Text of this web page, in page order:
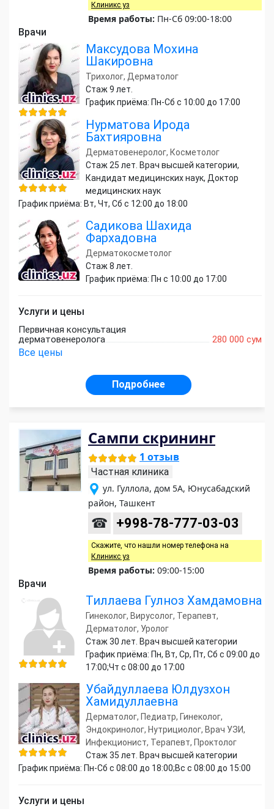
Клиникс уз
Время работы: Пн-Сб 09:00-18:00
Врачи
Максудова Мохина
Шакировна
Трихолог, Дерматолог
Стаж 9 лет.
График приёма: Пн-Сб с 10:00 до 17:00
Нурматова Ирода
Бахтияровна
Дерматовенеролог, Косметолог
Стаж 25 лет. Врач высшей категории,
Кандидат медицинских наук, Доктор
медицинских наук
График приёма: Вт, Чт, Сб с 12:00 до 18:00
Садикова Шахида
Фархадовна
Дерматокосметолог
Стаж 8 лет.
График приёма: Пн с 10:00 до 17:00
Услуги и цены
Первичная консультация
дерматовенеролога
280 000 сум
Все цены
Подробнее
Сампи скрининг
1 отзыв
Частная клиника
ул. Гуллола, дом 5А, Юнусабадский
район, Ташкент
☎ +998-78-777-03-03
Скажите, что нашли номер телефона на
Клиникс уз
Время работы: 09:00-15:00
Врачи
Тиллаева Гулноз Хамдамовна
Гинеколог, Вирусолог, Терапевт,
Дерматолог, Уролог
Стаж 30 лет. Врач высшей категории
График приёма: Пн, Вт, Ср, Пт, Сб с 09:00 до
17:00;Чт с 08:00 до 17:00
Убайдуллаева Юлдузхон
Хамидуллаевна
Дерматолог, Педиатр, Гинеколог,
Эндокринолог, Нутрициолог, Врач УЗИ,
Инфекционист, Терапевт, Проктолог
Стаж 35 лет. Врач высшей категории
График приёма: Пн-Сб с 08:00 до 18:00;Вс с 08:00 до 15:00
Услуги и цены